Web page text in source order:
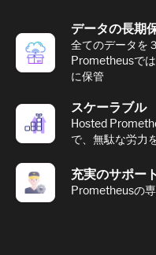
データの長期
全てのデータを
Prometheusで
に保管
スケーラブル
Hosted
で、無駄な労力
充実のサポート
Prometheusの